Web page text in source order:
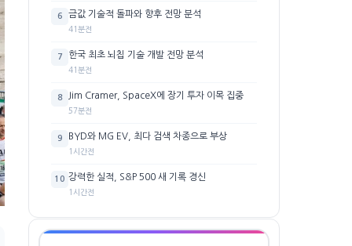
6 금값 기술적 돌파와 향후 전망 분석
41분전
7 한국 최초 뇌칩 기술 개발 전망 분석
41분전
8 Jim Cramer, SpaceX에 장기 투자 이목 집중
57분전
9 BYD와 MG EV, 최다 검색 차종으로 부상
1시간전
10 강력한 실적, S&P 500 새 기록 경신
1시간전